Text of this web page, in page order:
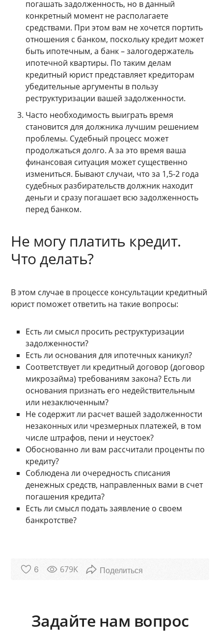
погашать задолженность, но в данный
конкретный момент не располагаете
средствами. При этом вам не хочется портить
отношения с банком, поскольку кредит может
быть ипотечным, а банк – залогодержатель
ипотечной квартиры. По таким делам
кредитный юрист представляет кредиторам
убедительные аргументы в пользу
реструктуризации вашей задолженности.
Часто необходимость выиграть время
становится для должника лучшим решением
проблемы. Судебный процесс может
продолжаться долго. А за это время ваша
финансовая ситуация может существенно
измениться. Бывают случаи, что за 1,5-2 года
судебных разбирательств должник находит
деньги и сразу погашает всю задолженность
перед банком.
Не могу платить кредит.
Что делать?
В этом случае в процессе консультации кредитный
юрист поможет ответить на такие вопросы:
Есть ли смысл просить реструктуризации
задолженности?
Есть ли основания для ипотечных каникул?
Соответствует ли кредитный договор (договор
микрозайма) требованиям закона? Есть ли
основания признать его недействительным
или незаключенным?
Не содержит ли расчет вашей задолженности
незаконных или чрезмерных платежей, в том
числе штрафов, пени и неустоек?
Обоснованно ли вам рассчитали проценты по
кредиту?
Соблюдена ли очередность списания
денежных средств, направленных вами в счет
погашения кредита?
Есть ли смысл подать заявление о своем
банкротстве?
6 679K
Задайте нам вопрос